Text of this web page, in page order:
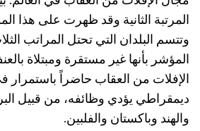
وتتسم البلدان التي تحتل المراتب
المؤشر بأنها غير مستقرة ومبتلاة
الإفلات من العقاب حاضراً باستمرار
ديمقراطي يؤدي وظائفه، من قبيل
والهند وباكستان والفلبين.